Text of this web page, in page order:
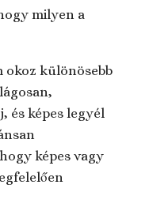
milyen a
okoz különösebb
és képes legyél
képes vagy